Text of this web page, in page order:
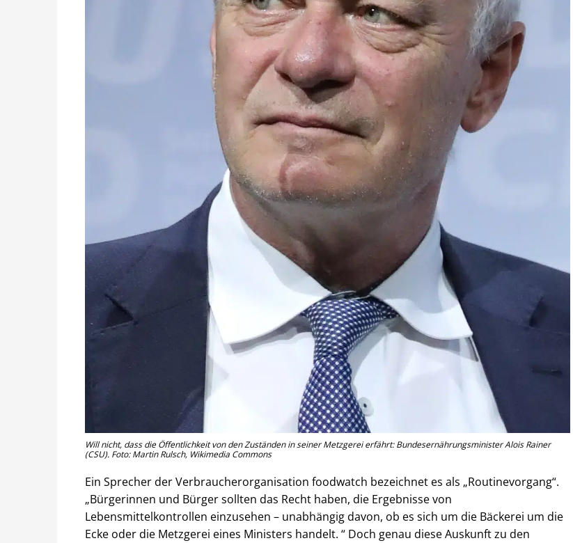
Will nicht, dass die Öffentlichkeit von den Zuständen in seiner Metzgerei erfährt: Bundesernährungsminister Alois Rainer
(CSU). Foto: Martin Rulsch, Wikimedia Commons
Ein Sprecher der Verbraucherorganisation foodwatch bezeichnet es als „Routinevorgang“.
„Bürgerinnen und Bürger sollten das Recht haben, die Ergebnisse von
Lebensmittelkontrollen einzusehen – unabhängig davon, ob es sich um die Bäckerei um die
Ecke oder die Metzgerei eines Ministers handelt. “ Doch genau diese Auskunft zu den